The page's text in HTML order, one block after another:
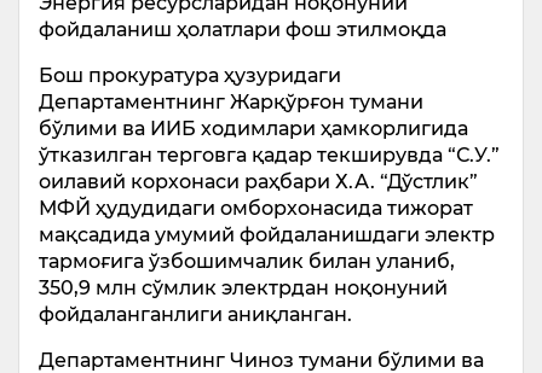
фойдаланиш ҳолатлари фош этилмоқда
Бош прокуратура ҳузуридаги
Департаментнинг Жарқўрғон тумани
бўлими ва ИИБ ходимлари ҳамкорлигида
ўтказилган терговга қадар текширувда “С.У.”
оилавий корхонаси раҳбари Х.А. “Дўстлик”
МФЙ ҳудудидаги омборхонасида тижорат
мақсадида умумий фойдаланишдаги электр
тармоғига ўзбошимчалик билан уланиб,
350,9 млн сўмлик электрдан ноқонуний
фойдаланганлиги аниқланган.
Департаментнинг Чиноз тумани бўлими ва